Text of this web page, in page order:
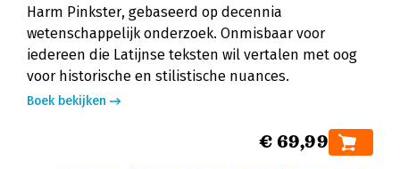
Harm Pinkster, gebaseerd op decennia
wetenschappelijk onderzoek. Onmisbaar voor
iedereen die Latijnse teksten wil vertalen met oog
voor historische en stilistische nuances.
Boek bekijken
€ 69,99